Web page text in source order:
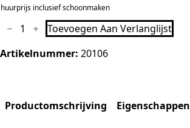
huurprijs inclusief schoonmaken
bord
18cm
Toevoegen Aan Verlanglijst
Artikelnummer: 20106
Productomschrijving Eigenschappen